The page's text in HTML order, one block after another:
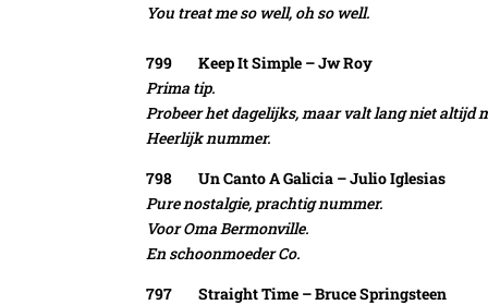
You treat me so well, oh so well.
799 Keep It Simple – Jw Roy
Prima tip.
Probeer het dagelijks, maar valt lang niet altijd
Heerlijk nummer.
798 Un Canto A Galicia – Julio Iglesias
Pure nostalgie, prachtig nummer.
Voor Oma Bermonville.
En schoonmoeder Co.
797 Straight Time – Bruce Springsteen